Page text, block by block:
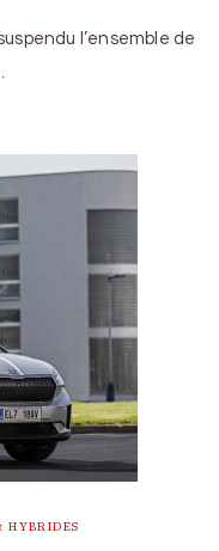
l’ensemble de
HYBRIDES